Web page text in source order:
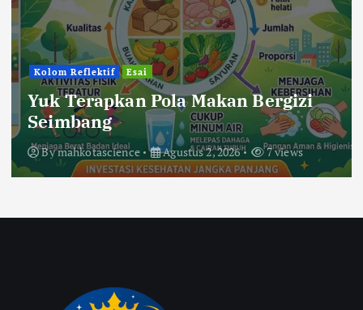
Kolom Reflektif Esai
Yuk Terapkan Pola Makan Bergizi
Seimbang
Bymahkotascience Agustus 2, 2026 7 views